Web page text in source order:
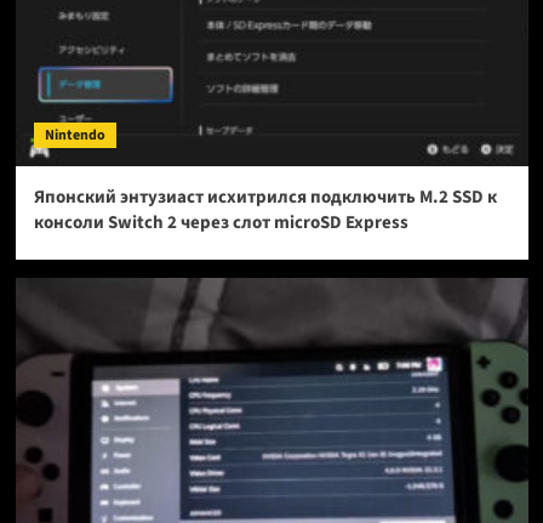
Nintendo
Японский энтузиаст исхитрился подключить M.2 SSD к
консоли Switch 2 через слот microSD Express